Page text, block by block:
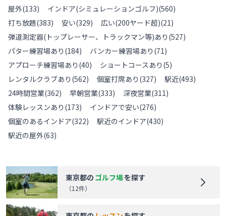
屋外(133) インドア(シミュレーションゴルフ)(560)
打ち放題(383) 安い(329) 広い(200ヤード超)(21)
弾道測定器(トップレーサー、トラックマン等)あり (527)
パター練習場あり (184) バンカー練習場あり (71)
アプローチ練習場あり (40) ショートコースあり (5)
レンタルクラブあり (562) 個室打席あり (327) 駅近(493)
24時間営業(362) 早朝営業(333) 深夜営業(311)
体験レッスンあり (173) インドアで安い(276)
個室のあるインドア(322) 駅近のインドア(430)
駅近の屋外(63)
東京都の ゴルフ場を探す
（12件）